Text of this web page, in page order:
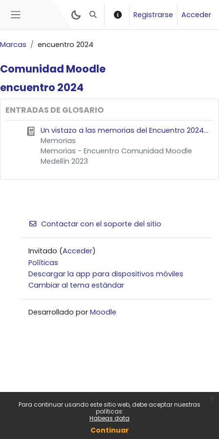
Para continuar usando este sitio web, debe aceptar nuestras
políticas:
Habeas data
Continuar
Selector de búsqueda de entrada
Registrarse Acceder
Marcas encuentro 2024
Comunidad Moodle
encuentro 2024
ENTRADAS DE GLOSARIO
Un vistazo a las memorias del Encuentro 2024...
Memorias
Memorias - Encuentro Comunidad Moodle
Medellín 2023
Contactar con el soporte del sitio
Invitado (Acceder)
Políticas
Descargar la app para dispositivos móviles
Cambiar al tema estándar
Desarrollado por Moodle